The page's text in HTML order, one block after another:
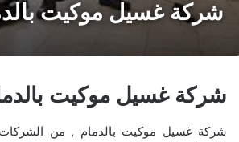
شركة غسيل موكيت
شركة غسيل موكيت
شركة غسيل موكيت بالدمام , من